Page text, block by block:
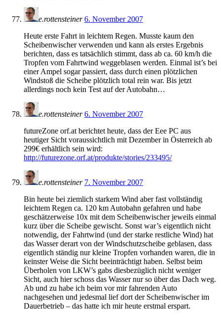
e.rottensteiner6. November 2007
Heute erste Fahrt in leichtem Regen. Musste kaum den
Scheibenwischer verwenden und kann als erstes Ergebnis
berichten, dass es tatsächlich stimmt, dass ab ca. 60 km/h die
Tropfen vom Fahrtwind weggeblasen werden. Einmal ist’s bei
einer Ampel sogar passiert, dass durch einen plötzlichen
Windstoß die Scheibe plötzlich total rein war. Bis jetzt
allerdings noch kein Test auf der Autobahn…
e.rottensteiner6. November 2007
futureZone orf.at berichtet heute, dass der Eee PC aus
heutiger Sicht voraussichtlich mit Dezember in Österreich ab
299€ erhältlich sein wird:
http://futurezone.orf.at/produkte/stories/233495/
e.rottensteiner 7. November 2007
Bin heute bei ziemlich starkem Wind aber fast vollständig
leichtem Regen ca. 120 km Autobahn gefahren und habe
geschätzerweise 10x mit dem Scheibenwischer jeweils einmal
kurz über die Scheibe gewischt. Sonst war’s eigentlich nicht
notwendig, der Fahrtwind (und der starke restliche Wind) hat
das Wasser derart von der Windschutzscheibe geblasen, dass
eigentlich ständig nur kleine Tropfen vorhanden waren, die in
keinster Weise die Sicht beeinträchtigt haben. Selbst beim
Überholen von LKW’s gabs diesbezüglich nicht weniger
Sicht, auch hier schoss das Wasser nur so über das Dach weg.
Ab und zu habe ich beim vor mir fahrenden Auto
nachgesehen und jedesmal lief dort der Scheibenwischer im
Dauerbetrieb – das hatte ich mir heute erstmal erspart.